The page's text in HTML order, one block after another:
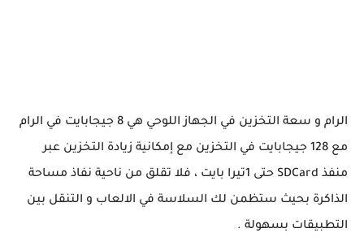
الرام و سعة التخزين في الجهاز اللوحي هي 8 جيجابايت في الرام
مع 128 جيجابايت في التخزين مع إمكانية زيادة التخزين عبر
منفذ SDCard حتى 1تيرا بايت ، فلا تقلق من ناحية نفاذ مساحة
الذاكرة بحيث ستظمن لك السلاسة في الالعاب و التنقل بين
التطبيقات بسهولة .